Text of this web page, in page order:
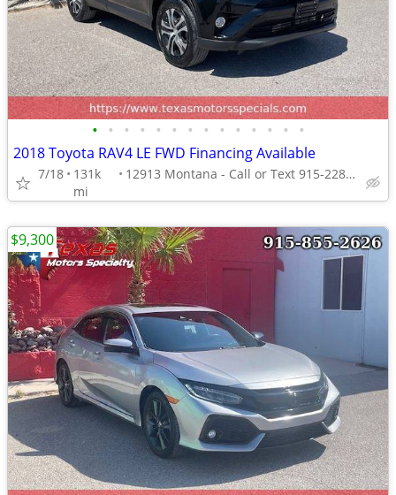
• • • • • • • • • • • • • •
2018 Toyota RAV4 LE FWD Financing Available
7/18
131k
mi
12913 Montana - Call or Text 915-228-4203
$9,300